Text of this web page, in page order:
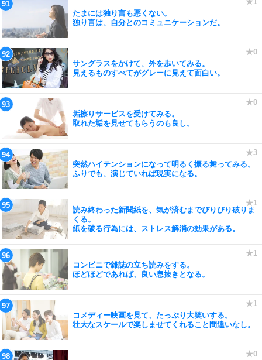
たまには独り言も悪くない。
独り言は、自分とのコミュニケーションだ。
サングラスをかけて、外を歩いてみる。
見えるものすべてがグレーに見えて面白い。
垢擦りサービスを受けてみる。
取れた垢を見せてもらうのも良し。
突然ハイテンションになって明るく振る舞ってみる。
ふりでも、演じていれば現実になる。
読み終わった新聞紙を、気が済むまでびりびり破りま
くる。
紙を破る行為には、ストレス解消の効果がある。
コンビニで雑誌の立ち読みをする。
ほどほどであれば、良い息抜きとなる。
コメディー映画を見て、たっぷり大笑いする。
壮大なスケールで楽しませてくれること間違いなし。